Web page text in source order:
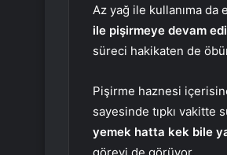
Az yağ ile kullanıma da
ile pişirmeye devam
süreci hakikaten de
Pişirme haznesi
sayesinde tıpkı vakitte
yemek hatta kek bile